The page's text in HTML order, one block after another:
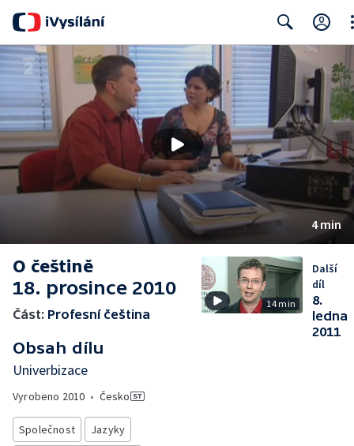
Search
4 min
O češtině
18. prosince 2010
Část: Profesní čeština
Obsah dílu
Univerbizace
Vyrobeno 2010 • Česko
Společnost
Jazyky
14 min
Další
díl
8.
ledna
2011